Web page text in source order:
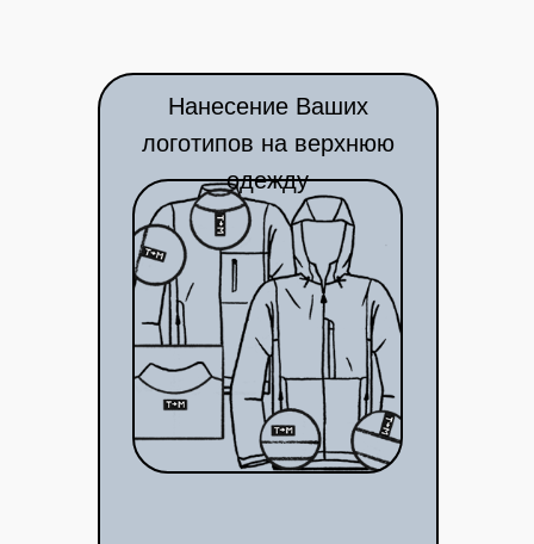
Нанесение Ваших
логотипов на верхнюю
одежду